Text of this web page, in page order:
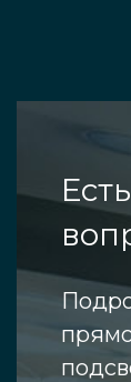
Есть